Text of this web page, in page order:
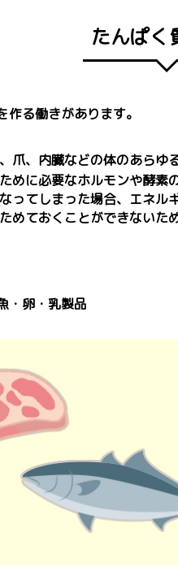
たんぱく
る働きがあります。
爪、内臓などの体のあらゆ
めに必要なホルモンや酵素
ってしまった場合、エネル
めておくことができないた
・卵・乳製品